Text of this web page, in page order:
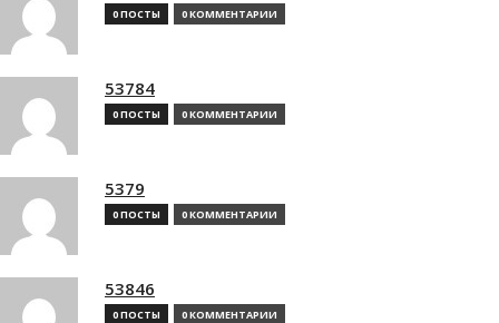
0 ПОСТЫ 0 КОММЕНТАРИИ
53784
0 ПОСТЫ 0 КОММЕНТАРИИ
5379
0 ПОСТЫ 0 КОММЕНТАРИИ
53846
0 ПОСТЫ 0 КОММЕНТАРИИ